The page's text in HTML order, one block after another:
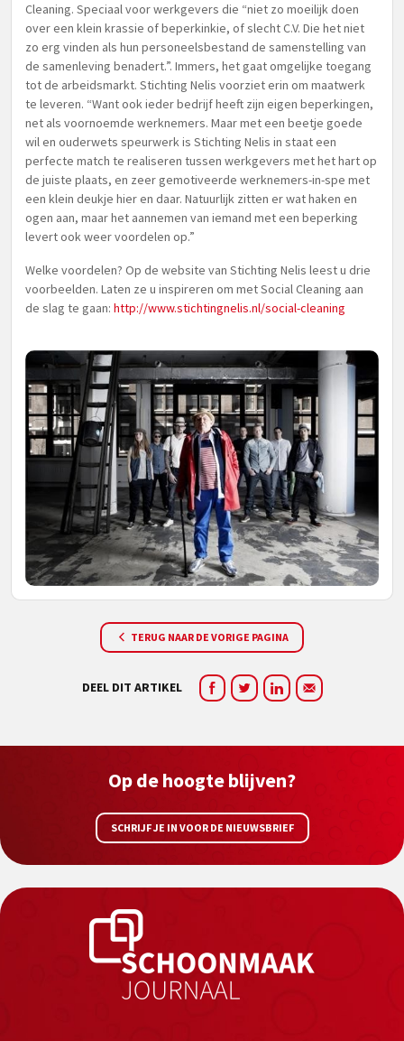
Cleaning. Speciaal voor werkgevers die “niet zo moeilijk doen
over een klein krassie of beperkinkie, of slecht C.V. Die het niet
zo erg vinden als hun personeelsbestand de samenstelling van
de samenleving benadert.”. Immers, het gaat omgelijke toegang
tot de arbeidsmarkt. Stichting Nelis voorziet erin om maatwerk
te leveren. “Want ook ieder bedrijf heeft zijn eigen beperkingen,
net als voornoemde werknemers. Maar met een beetje goede
wil en ouderwets speurwerk is Stichting Nelis in staat een
perfecte match te realiseren tussen werkgevers met het hart op
de juiste plaats, en zeer gemotiveerde werknemers-in-spe met
een klein deukje hier en daar. Natuurlijk zitten er wat haken en
ogen aan, maar het aannemen van iemand met een beperking
levert ook weer voordelen op.”
Welke voordelen? Op de website van Stichting Nelis leest u drie
voorbeelden. Laten ze u inspireren om met Social Cleaning aan
de slag te gaan: http://www.stichtingnelis.nl/social-cleaning
TERUG NAAR DE VORIGE PAGINA
DEEL DIT ARTIKEL
Op de hoogte blijven?
SCHRIJF JE IN VOOR DE NIEUWSBRIEF